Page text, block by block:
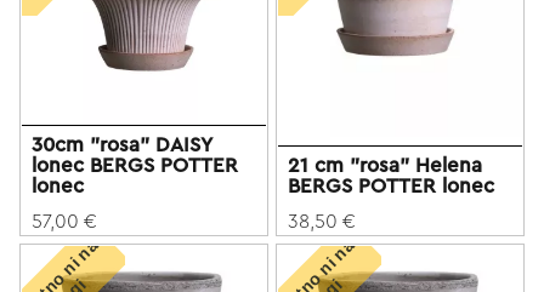
30cm "rosa" DAISY
lonec BERGS POTTER
lonec
57,00 €
21 cm "rosa" Helena
BERGS POTTER lonec
38,50 €